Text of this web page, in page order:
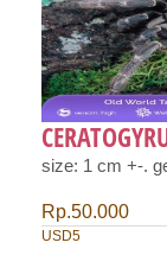
size: 1 cm +-.
Rp.50.000
USD5